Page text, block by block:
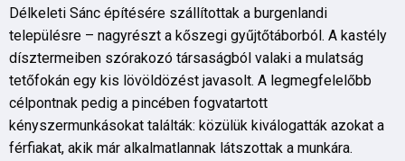
Délkeleti Sánc építésére szállítottak a burgenlandi
településre – nagyrészt a kőszegi gyűjtőtáborból. A kastély
dísztermeiben szórakozó társaságból valaki a mulatság
tetőfokán egy kis lövöldözést javasolt. A legmegfelelőbb
célpontnak pedig a pincében fogvatartott
kényszermunkásokat találták: közülük kiválogatták azokat a
férfiakat, akik már alkalmatlannak látszottak a munkára.